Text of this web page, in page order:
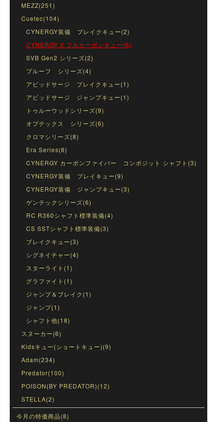
MEZZ(251)
Cuetec(104)
CYNERGY装備 ブレイクキュー(2)
CYNERGY X フルカーボンキュー(6)
SVB Gen2 シリーズ(2)
プルーフ シリーズ(4)
アビッドサージ ブレイクキュー(1)
アビッドサージ ジャンプキュー(1)
トゥルーウッドシリーズ(9)
オプテックス シリーズ(6)
クロマシリーズ(8)
Era Series(8)
CYNERGY カーボンファイバー コンポジット シャフト(3)
CYNERGY装備 プレイキュー(9)
CYNERGY装備 ジャンプキュー(3)
ゲンテックシリーズ(6)
RC R360シャフト標準装備(4)
CS SSTシャフト標準装備(3)
ブレイクキュー(3)
シグネイチャー(4)
スターライト(1)
グラファイト(1)
ジャンプ＆ブレイク(1)
ジャンプ(1)
シャフト他(18)
スヌーカー(6)
Kidsキュー(ショートキュー)(9)
Adam(234)
Predator(100)
POISON(BY PREDATOR)(12)
STELLA(2)
今月の特価商品(8)